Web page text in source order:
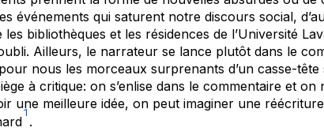
événements qui saturent notre discours social,
bibliothèques et les résidences de l’Université
Ailleurs, le narrateur se lance plutôt dans le
nous les morceaux surprenants d’un casse-tête
à critique: on s’enlise dans le commentaire et on
une meilleure idée, on peut imaginer une
1
.